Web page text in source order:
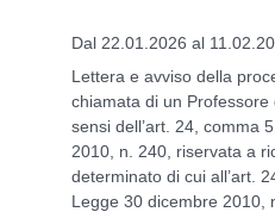
Dal 22.01.2026 al
Lettera e avviso della
chiamata di un
sensi dell’art. 24, comma
2010, n. 240, riservata a
determinato di cui all’art.
Legge 30 dicembre 2010,